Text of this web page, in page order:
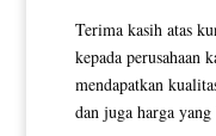
Terima kasih atas
kepada perusahaan
mendapatkan
dan juga harga yang